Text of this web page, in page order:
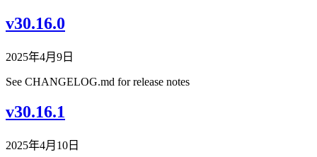
v30.16.0
2025年4月9日
See CHANGELOG.md for release notes
v30.16.1
2025年4月10日